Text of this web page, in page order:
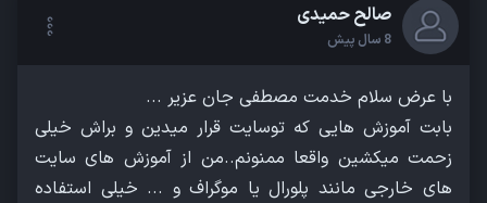
صالح حمیدی
8 سال پیش
بابت آموزش هایی که توسایت قرار میدین و براش خیلی
زحمت میکشین واقعا ممنونم..من از آموزش های سایت
های خارجی مانند پلورال یا موگراف و ... خیلی استفاده